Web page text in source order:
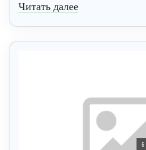
Читать далее